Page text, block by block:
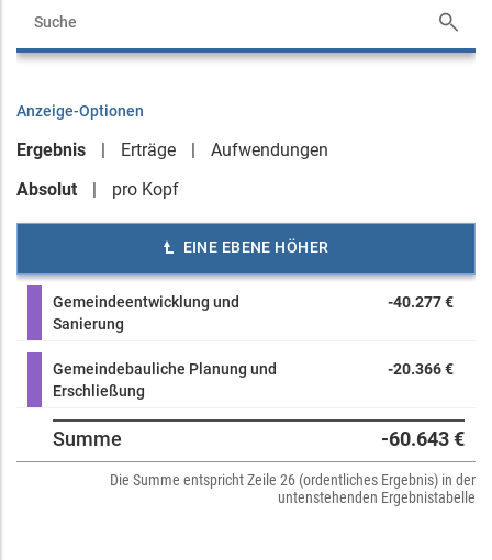
Anzeige-Optionen
Ergebnis Erträge
Aufwendungen
Absolut
pro Kopf
EINE EBENE HÖHER
Gemeindeentwicklung und
Sanierung
-40.277 €
Gemeindebauliche Planung und
Erschließung
-20.366 €
Summe -60.643 €
Die Summe entspricht Zeile 26 (ordentliches Ergebnis) in der
untenstehenden Ergebnistabelle